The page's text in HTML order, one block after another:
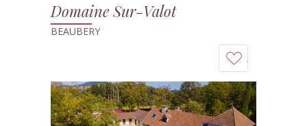
Domaine Sur-Valot
BEAUBERY
à
mon